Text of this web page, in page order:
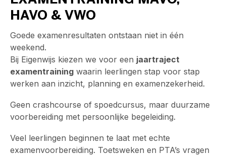
HAVO & VWO
Goede examenresultaten ontstaan niet in één
weekend.
Bij Eigenwijs kiezen we voor een jaartraject
examentraining waarin leerlingen stap voor stap
werken aan inzicht, planning en examenzekerheid.
Geen crashcourse of spoedcursus, maar duurzame
voorbereiding met persoonlijke begeleiding.
Veel leerlingen beginnen te laat met echte
examenvoorbereiding. Toetsweken en PTA’s vragen